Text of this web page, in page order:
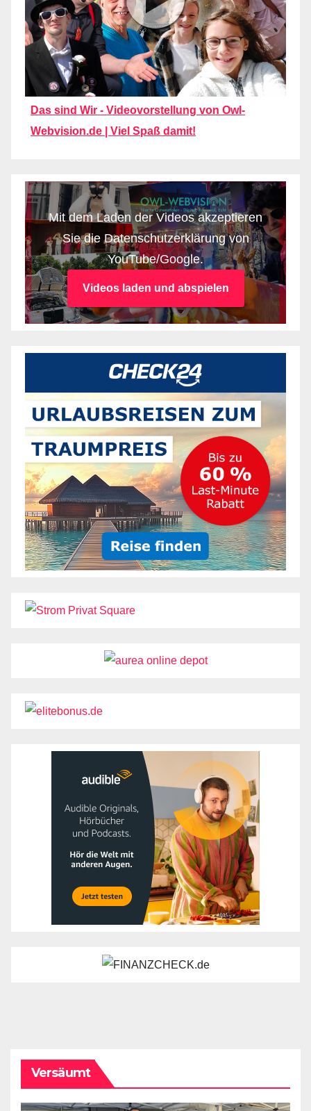
Das sind Wir - Videovorstellung von Owl-
Webvision.de | Viel Spaß damit!
Mit dem Laden der Videos akzeptieren
Sie die Datenschutzerklärung von
YouTube/Google.
Videos laden und abspielen
Versäumt